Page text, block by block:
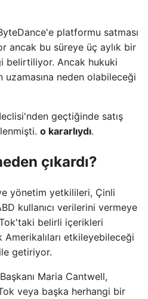
platformu satması
ancak bu süreye üç aylık bir
belirtiliyor. Ancak hukuki
uzamasına neden olabileceği
geçtiğinde satış
o kararlıydı.
çıkardı?
yönetim yetkilileri, Çinli
kullanıcı verilerini vermeye
belirli içerikleri
Amerikalıları etkileyebileceği
getiriyor.
Maria Cantwell,
veya başka herhangi bir